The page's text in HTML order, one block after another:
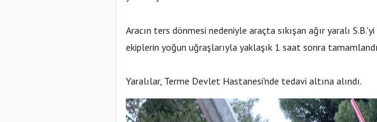
Aracın ters dönmesi nedeniyle araçta sıkışan ağır yaralı
ekiplerin yoğun uğraşlarıyla yaklaşık 1 saat sonra
Yaralılar, Terme Devlet Hastanesi'nde tedavi altına alındı.